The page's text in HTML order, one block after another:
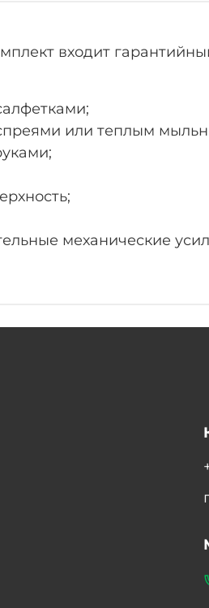
входит
или теплым
механические